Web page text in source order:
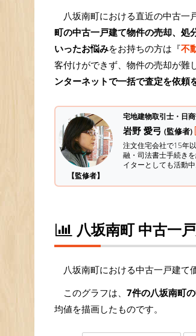
八坂南町における直近の中古一
町の中古一戸建て物件の売却、処
いったお悩みをお持ちの方は『不
客付けができず、物件の売却が難
ンターネットで一括で査定を依頼
【監修者】
宅地建物取引士・日
岩野 愛弓 (監修者)
注文住宅会社で15年
融・司法書士手続きを
イターとしても活動
八坂南町 中古一
八坂南町における中古一戸建て
このグラフは、 7件の八坂南町
均値を描画したものです。